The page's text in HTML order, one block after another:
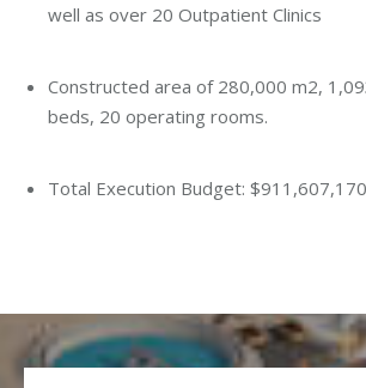
well as over 20 Outpatient Clinics
Constructed area of ​​280,000 m2,
beds, 20 operating rooms.
Total Execution Budget: